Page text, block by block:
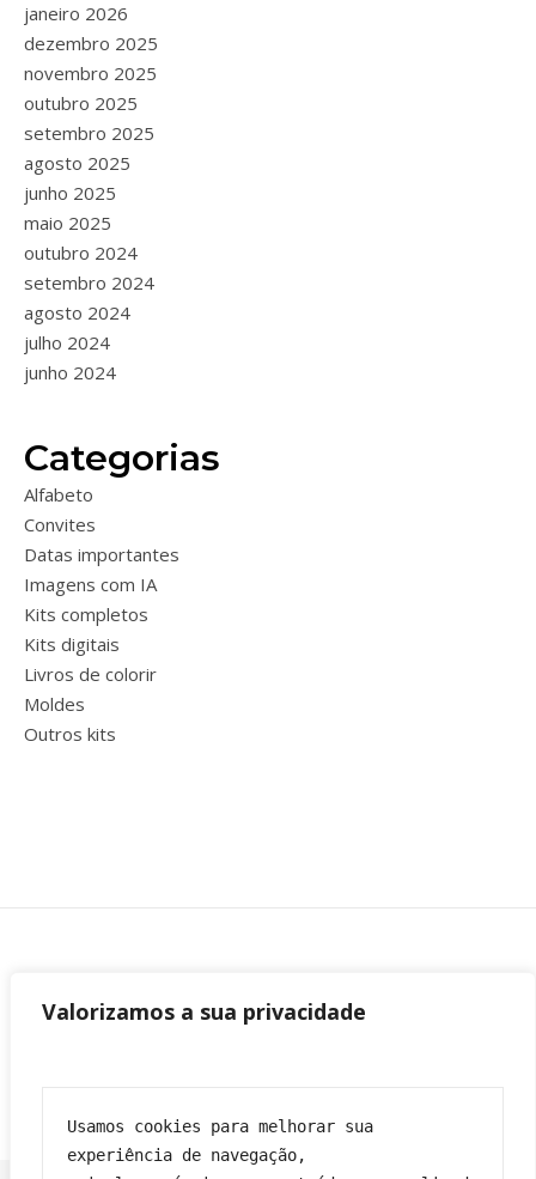
Valorizamos a sua privacidade
Usamos cookies para melhorar sua
experiência de navegação,
janeiro 2026
dezembro 2025
novembro 2025
outubro 2025
setembro 2025
agosto 2025
junho 2025
maio 2025
outubro 2024
setembro 2024
agosto 2024
julho 2024
junho 2024
Categorias
Alfabeto
Convites
Datas importantes
Imagens com IA
Kits completos
Kits digitais
Livros de colorir
Moldes
Outros kits